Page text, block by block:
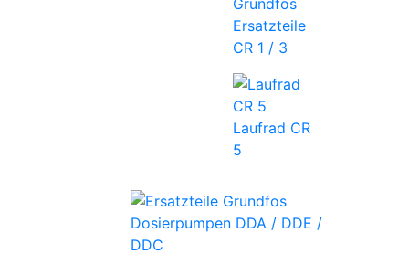
Grundfos
Ersatzteile
CR 1 / 3
Laufrad CR
5